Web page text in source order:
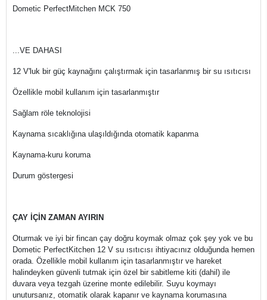
Dometic PerfectMitchen MCK 750
...VE DAHASI
12 V'luk bir güç kaynağını çalıştırmak için tasarlanmış bir su ısıtıcısı
Özellikle mobil kullanım için tasarlanmıştır
Sağlam röle teknolojisi
Kaynama sıcaklığına ulaşıldığında otomatik kapanma
Kaynama-kuru koruma
Durum göstergesi
ÇAY İÇİN ZAMAN AYIRIN
Oturmak ve iyi bir fincan çay doğru koymak olmaz çok şey yok ve bu
Dometic PerfectKitchen 12 V su ısıtıcısı ihtiyacınız olduğunda hemen
orada. Özellikle mobil kullanım için tasarlanmıştır ve hareket
halindeyken güvenli tutmak için özel bir sabitleme kiti (dahil) ile
duvara veya tezgah üzerine monte edilebilir. Suyu koymayı
unutursanız, otomatik olarak kapanır ve kaynama korumasına